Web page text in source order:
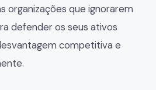
organizações que ignorarem
defender os seus ativos
competitiva e